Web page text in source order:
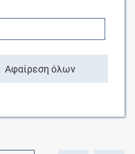
Αφαίρεση όλων